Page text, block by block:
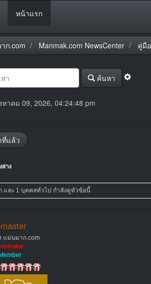
หน้าแรก
ก.com Manmak.com NewsCenter คู่มื
ค้นหา
หาคม 09, 2026, 04:24:48 pm
ที่แล้ว
ล่าง
และ 1 บุคคลทั่วไป กำลังดูหัวข้อนี้
แม่นมาก.com